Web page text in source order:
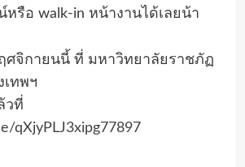
หรือ walk-in หน้างานได้เลยน้า
ศจิกายนนี้ ที่ มหาวิทยาลัยราชภัฏ
ทพฯ
วที่
qXjyPLJ3xipg77897